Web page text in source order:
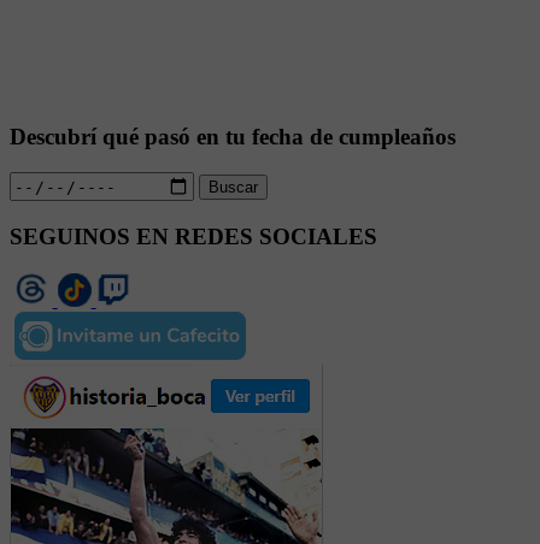
Descubrí qué pasó en tu fecha de cumpleaños
Buscar
SEGUINOS EN REDES SOCIALES